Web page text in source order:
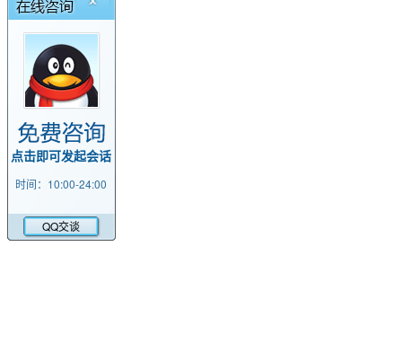
QQ交谈
点击即可发起会话
时间：10:00-24:00